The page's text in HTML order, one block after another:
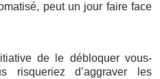
peut un jour faire face
de le débloquer vous-
risqueriez d’aggraver les